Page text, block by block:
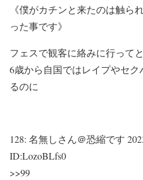
《僕がカチンと来たのは触ら
った事です》
フェスで観客に絡みに行って
6歳から自国ではレイプやセ
るのに
128: 名無しさん＠恐縮です
ID:LozoBLfs0
>>99